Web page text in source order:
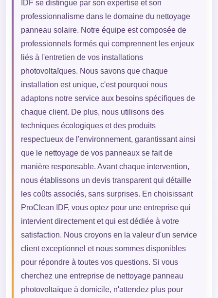
IDF se distingue par son expertise et son
professionnalisme dans le domaine du nettoyage
panneau solaire. Notre équipe est composée de
professionnels formés qui comprennent les enjeux
liés à l'entretien de vos installations
photovoltaïques. Nous savons que chaque
installation est unique, c'est pourquoi nous
adaptons notre service aux besoins spécifiques de
chaque client. De plus, nous utilisons des
techniques écologiques et des produits
respectueux de l'environnement, garantissant ainsi
que le nettoyage de vos panneaux se fait de
manière responsable. Avant chaque intervention,
nous établissons un devis transparent qui détaille
les coûts associés, sans surprises. En choisissant
ProClean IDF, vous optez pour une entreprise qui
intervient directement et qui est dédiée à votre
satisfaction. Nous croyons en la valeur d'un service
client exceptionnel et nous sommes disponibles
pour répondre à toutes vos questions. Si vous
cherchez une entreprise de nettoyage panneau
photovoltaïque à domicile, n'attendez plus pour